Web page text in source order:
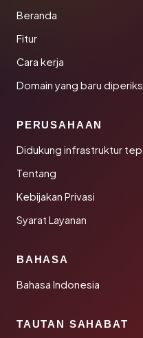
Beranda
Fitur
Cara kerja
Domain yang baru
PERUSAHAAN
Didukung infrastruktur
Tentang
Kebijakan Privasi
Syarat Layanan
BAHASA
Bahasa Indonesia
TAUTAN SAHABAT